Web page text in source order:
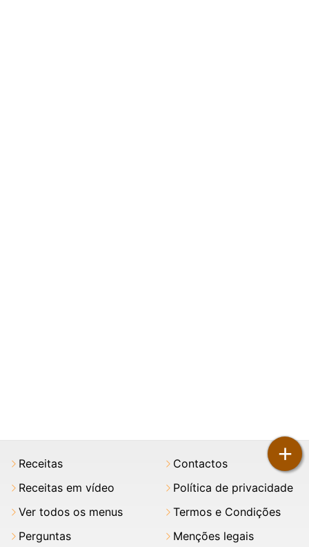
+
Receitas
Receitas em vídeo
Ver todos os menus
Perguntas
Contactos
Política de privacidade
Termos e Condições
Menções legais